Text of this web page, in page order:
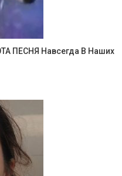
ПЕСНЯ Навсегда В Наших